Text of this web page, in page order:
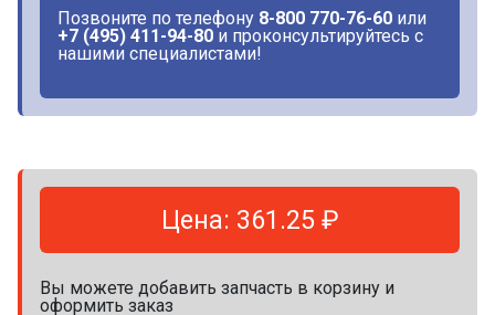
Позвоните по телефону 8-800 770-76-60 или
+7 (495) 411-94-80 и проконсультируйтесь с
нашими специалистами!
Цена: 361.25 ₽
Вы можете добавить запчасть в корзину и
оформить заказ